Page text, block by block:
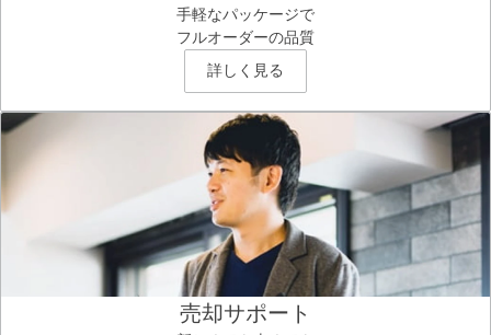
手軽なパッケージで
フルオーダーの品質
詳しく見る
売却サポート